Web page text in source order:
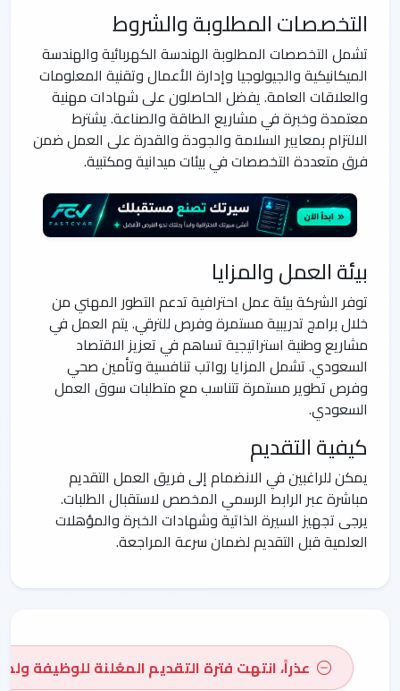
التخصصات المطلوبة والشروط
تشمل التخصصات المطلوبة الهندسة الكهربائية والهندسة
الميكانيكية والجيولوجيا وإدارة الأعمال وتقنية المعلومات
والعلاقات العامة. يفضل الحاصلون على شهادات مهنية
معتمدة وخبرة في مشاريع الطاقة والصناعة. يشترط
الالتزام بمعايير السلامة والجودة والقدرة على العمل ضمن
فرق متعددة التخصصات في بيئات ميدانية ومكتبية.
بيئة العمل والمزايا
توفر الشركة بيئة عمل احترافية تدعم التطور المهني من
خلال برامج تدريبية مستمرة وفرص للترقي. يتم العمل في
مشاريع وطنية استراتيجية تساهم في تعزيز الاقتصاد
السعودي. تشمل المزايا رواتب تنافسية وتأمين صحي
وفرص تطوير مستمرة تتناسب مع متطلبات سوق العمل
السعودي.
كيفية التقديم
يمكن للراغبين في الانضمام إلى فريق العمل التقديم
مباشرة عبر الرابط الرسمي المخصص لاستقبال الطلبات.
يرجى تجهيز السيرة الذاتية وشهادات الخبرة والمؤهلات
العلمية قبل التقديم لضمان سرعة المراجعة.
عذراً، انتهت فترة التقديم المعُلنة للوظيفة